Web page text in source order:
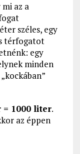
az a
széles, egy
térfogatot
egy
minden
= 1000 liter.
az éppen